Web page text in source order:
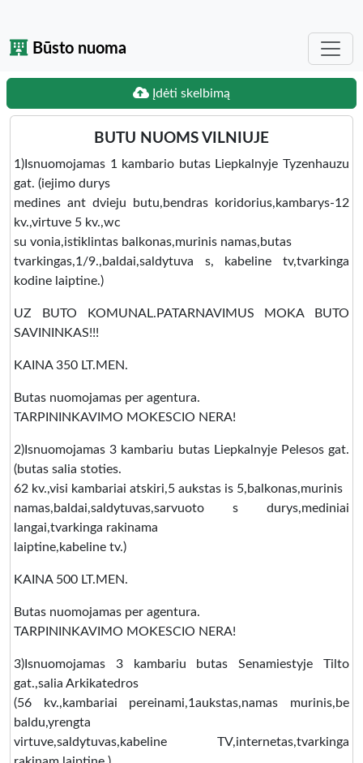
Būsto nuoma
Įdėti skelbimą
BUTU NUOMS VILNIUJE
1)Isnuomojamas 1 kambario butas Liepkalnyje Tyzenhauzu
gat. (iejimo durys
medines ant dvieju butu,bendras koridorius,kambarys-12
kv.,virtuve 5 kv.,wc
su vonia,istiklintas balkonas,murinis namas,butas
tvarkingas,1/9.,baldai,saldytuva s, kabeline tv,tvarkinga
kodine laiptine.)
UZ BUTO KOMUNAL.PATARNAVIMUS MOKA BUTO
SAVININKAS!!!
KAINA 350 LT.MEN.
Butas nuomojamas per agentura.
TARPININKAVIMO MOKESCIO NERA!
2)Isnuomojamas 3 kambariu butas Liepkalnyje Pelesos gat.
(butas salia stoties.
62 kv.,visi kambariai atskiri,5 aukstas is 5,balkonas,murinis
namas,baldai,saldytuvas,sarvuoto s durys,mediniai
langai,tvarkinga rakinama
laiptine,kabeline tv.)
KAINA 500 LT.MEN.
Butas nuomojamas per agentura.
TARPININKAVIMO MOKESCIO NERA!
3)Isnuomojamas 3 kambariu butas Senamiestyje Tilto
gat.,salia Arkikatedros
(56 kv.,kambariai pereinami,1aukstas,namas murinis,be
baldu,yrengta
virtuve,saldytuvas,kabeline TV,internetas,tvarkinga